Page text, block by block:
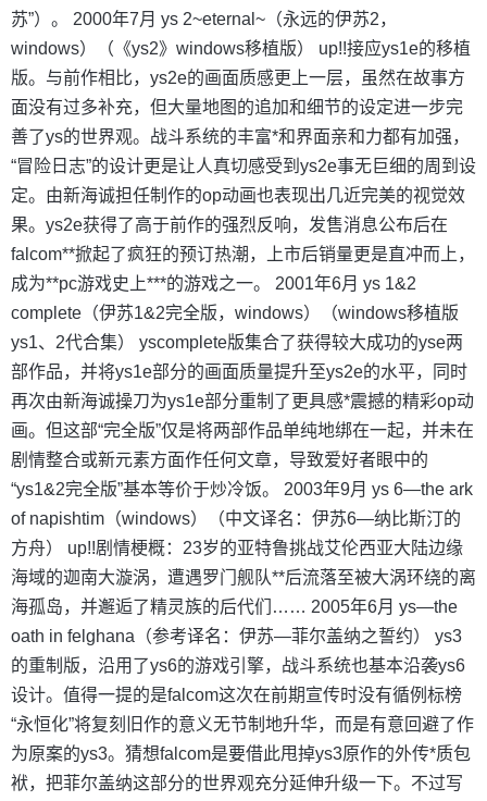
苏”）。 2000年7月 ys 2~eternal~（永远的伊苏2，
windows）（《ys2》windows移植版） up!!接应ys1e的移植
版。与前作相比，ys2e的画面质感更上一层，虽然在故事方
面没有过多补充，但大量地图的追加和细节的设定进一步完
善了ys的世界观。战斗系统的丰富*和界面亲和力都有加强，
“冒险日志”的设计更是让人真切感受到ys2e事无巨细的周到设
定。由新海诚担任制作的op动画也表现出几近完美的视觉效
果。ys2e获得了高于前作的强烈反响，发售消息公布后在
falcom**掀起了疯狂的预订热潮，上市后销量更是直冲而上，
成为**pc游戏史上***的游戏之一。 2001年6月 ys 1&2
complete（伊苏1&2完全版，windows）（windows移植版
ys1、2代合集） yscomplete版集合了获得较大成功的yse两
部作品，并将ys1e部分的画面质量提升至ys2e的水平，同时
再次由新海诚操刀为ys1e部分重制了更具感*震撼的精彩op动
画。但这部“完全版”仅是将两部作品单纯地绑在一起，并未在
剧情整合或新元素方面作任何文章，导致爱好者眼中的
“ys1&2完全版”基本等价于炒冷饭。 2003年9月 ys 6—the ark
of napishtim（windows）（中文译名：伊苏6—纳比斯汀的
方舟） up!!剧情梗概：23岁的亚特鲁挑战艾伦西亚大陆边缘
海域的迦南大漩涡，遭遇罗门舰队**后流落至被大涡环绕的离
海孤岛，并邂逅了精灵族的后代们…… 2005年6月 ys—the
oath in felghana（参考译名：伊苏—菲尔盖纳之誓约） ys3
的重制版，沿用了ys6的游戏引擎，战斗系统也基本沿袭ys6
设计。值得一提的是falcom这次在前期宣传时没有循例标榜
“永恒化”将复刻旧作的意义无节制地升华，而是有意回避了作
为原案的ys3。猜想falcom是要借此甩掉ys3原作的外传*质包
袱，把菲尔盖纳这部分的世界观充分延伸升级一下。不过写